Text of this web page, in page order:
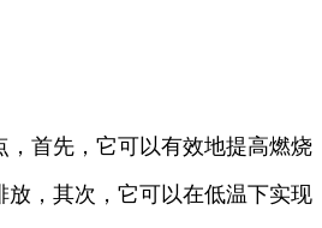
，首先，它可以有效地提高燃烧
放，其次，它可以在低温下实现